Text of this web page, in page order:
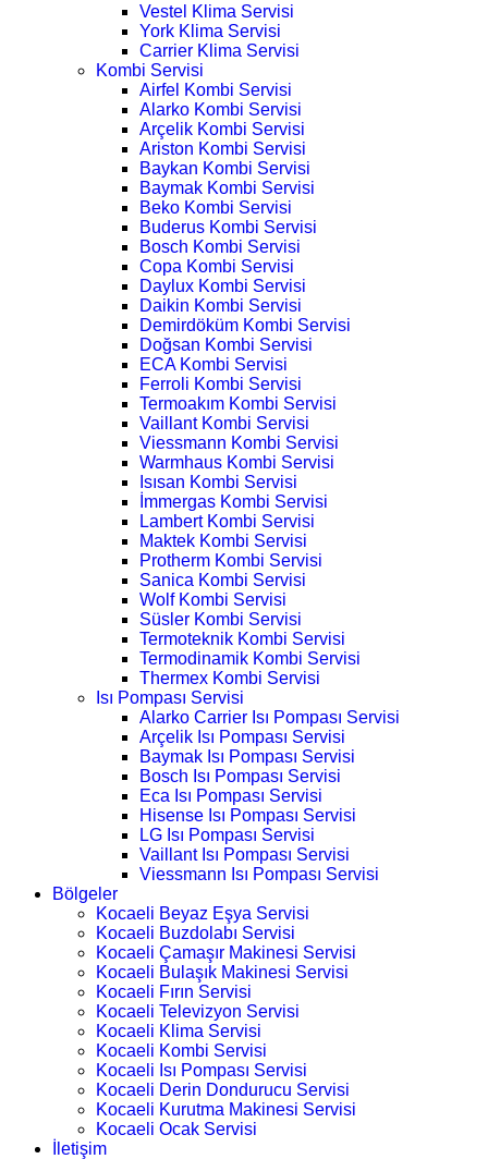
Vestel Klima Servisi
York Klima Servisi
Carrier Klima Servisi
Kombi Servisi
Airfel Kombi Servisi
Alarko Kombi Servisi
Arçelik Kombi Servisi
Ariston Kombi Servisi
Baykan Kombi Servisi
Baymak Kombi Servisi
Beko Kombi Servisi
Buderus Kombi Servisi
Bosch Kombi Servisi
Copa Kombi Servisi
Daylux Kombi Servisi
Daikin Kombi Servisi
Demirdöküm Kombi Servisi
Doğsan Kombi Servisi
ECA Kombi Servisi
Ferroli Kombi Servisi
Termoakım Kombi Servisi
Vaillant Kombi Servisi
Viessmann Kombi Servisi
Warmhaus Kombi Servisi
Isısan Kombi Servisi
İmmergas Kombi Servisi
Lambert Kombi Servisi
Maktek Kombi Servisi
Protherm Kombi Servisi
Sanica Kombi Servisi
Wolf Kombi Servisi
Süsler Kombi Servisi
Termoteknik Kombi Servisi
Termodinamik Kombi Servisi
Thermex Kombi Servisi
Isı Pompası Servisi
Alarko Carrier Isı Pompası Servisi
Arçelik Isı Pompası Servisi
Baymak Isı Pompası Servisi
Bosch Isı Pompası Servisi
Eca Isı Pompası Servisi
Hisense Isı Pompası Servisi
LG Isı Pompası Servisi
Vaillant Isı Pompası Servisi
Viessmann Isı Pompası Servisi
Bölgeler
Kocaeli Beyaz Eşya Servisi
Kocaeli Buzdolabı Servisi
Kocaeli Çamaşır Makinesi Servisi
Kocaeli Bulaşık Makinesi Servisi
Kocaeli Fırın Servisi
Kocaeli Televizyon Servisi
Kocaeli Klima Servisi
Kocaeli Kombi Servisi
Kocaeli Isı Pompası Servisi
Kocaeli Derin Dondurucu Servisi
Kocaeli Kurutma Makinesi Servisi
Kocaeli Ocak Servisi
İletişim